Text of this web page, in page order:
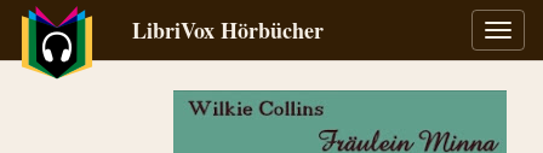
LibriVox Hörbücher